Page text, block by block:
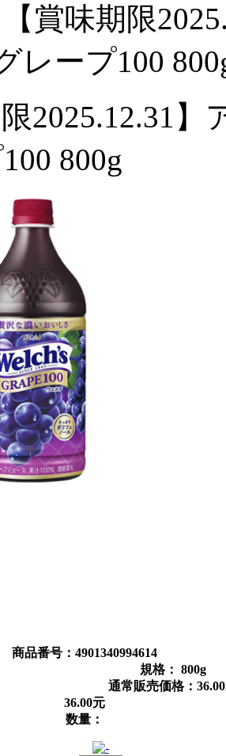
【賞味期限
レープ100
限2025.12.31
800g
商品番号：4901340994614
規格： 800g
通常販売価格： 36.00
36.00元
数量：